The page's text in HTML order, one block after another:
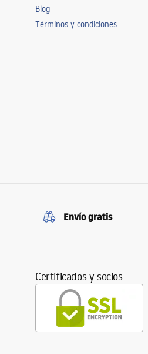
Blog
Términos y condiciones
Envío gratis
Certificados y socios